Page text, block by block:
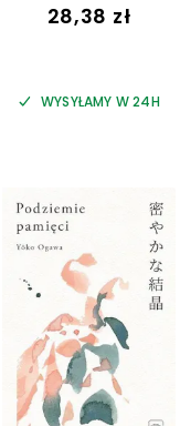
28,38 zł
WYSYŁAMY W 24H